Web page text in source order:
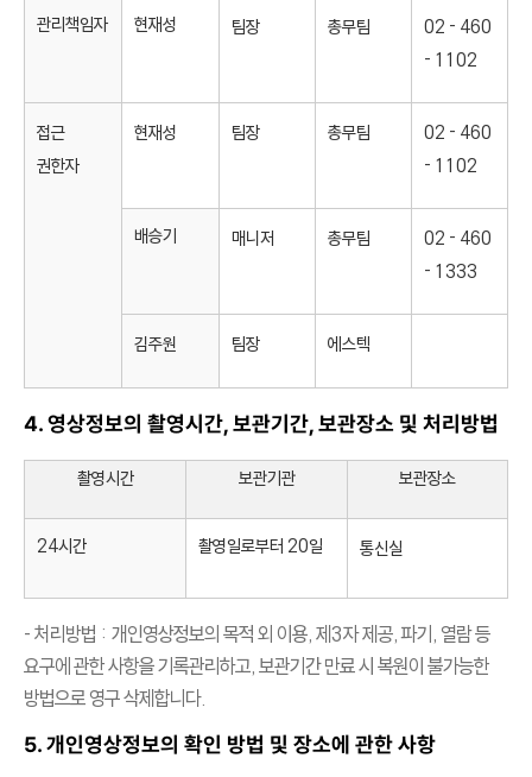
관리책임자 현재성 팀장 총무팀
02 - 460
- 1102
접근
권한자
현재성 팀장 총무팀
02 - 460
- 1102
배승기 매니저 총무팀
02 - 460
- 1333
김주원 팀장 에스텍
4. 영상정보의 촬영시간, 보관기간, 보관장소 및 처리방법
촬영시간 보관기관 보관장소
24시간 촬영일로부터 20일 통신실
- 처리방법 : 개인영상정보의 목적 외 이용, 제3자 제공, 파기, 열람 등
요구에 관한 사항을 기록관리하고, 보관기간 만료 시 복원이 불가능한
방법으로 영구 삭제합니다.
5. 개인영상정보의 확인 방법 및 장소에 관한 사항